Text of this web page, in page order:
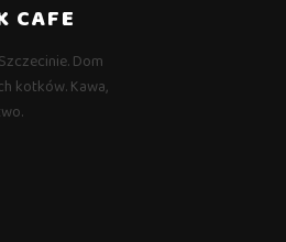
CAFE
Dom
kotków. Kawa,